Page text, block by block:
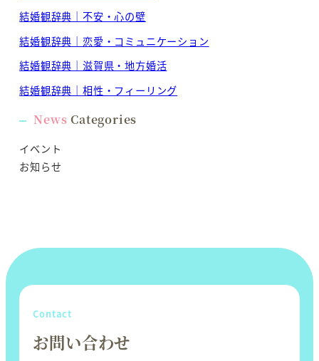
結婚観辞典｜不安・心の壁
結婚観辞典｜恋愛・コミュニケーション
結婚観辞典｜滋賀県・地方婚活
結婚観辞典｜相性・フィーリング
News Categories
イベント
お知らせ
Contact
お問い合わせ